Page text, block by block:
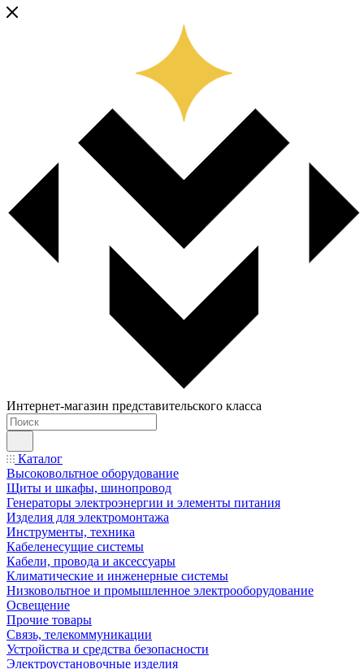
Интернет-магазин представительского класса
Каталог
Высоковольтное оборудование
Щиты и шкафы, шинопровод
Генераторы электроэнергии и элементы питания
Изделия для электромонтажа
Инструменты, техника
Кабеленесущие системы
Кабели, провода и аксессуары
Климатические и инженерные системы
Низковольтное и промышленное электрооборудование
Освещение
Прочие товары
Связь, телекоммуникации
Устройства и средства безопасности
Электроустановочные изделия